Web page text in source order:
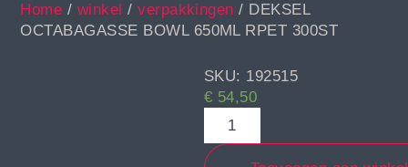
Home / winkel /verpakkingen / DEKSEL
OCTABAGASSE BOWL 650ML RPET 300ST
SKU: 192515
€ 54,50